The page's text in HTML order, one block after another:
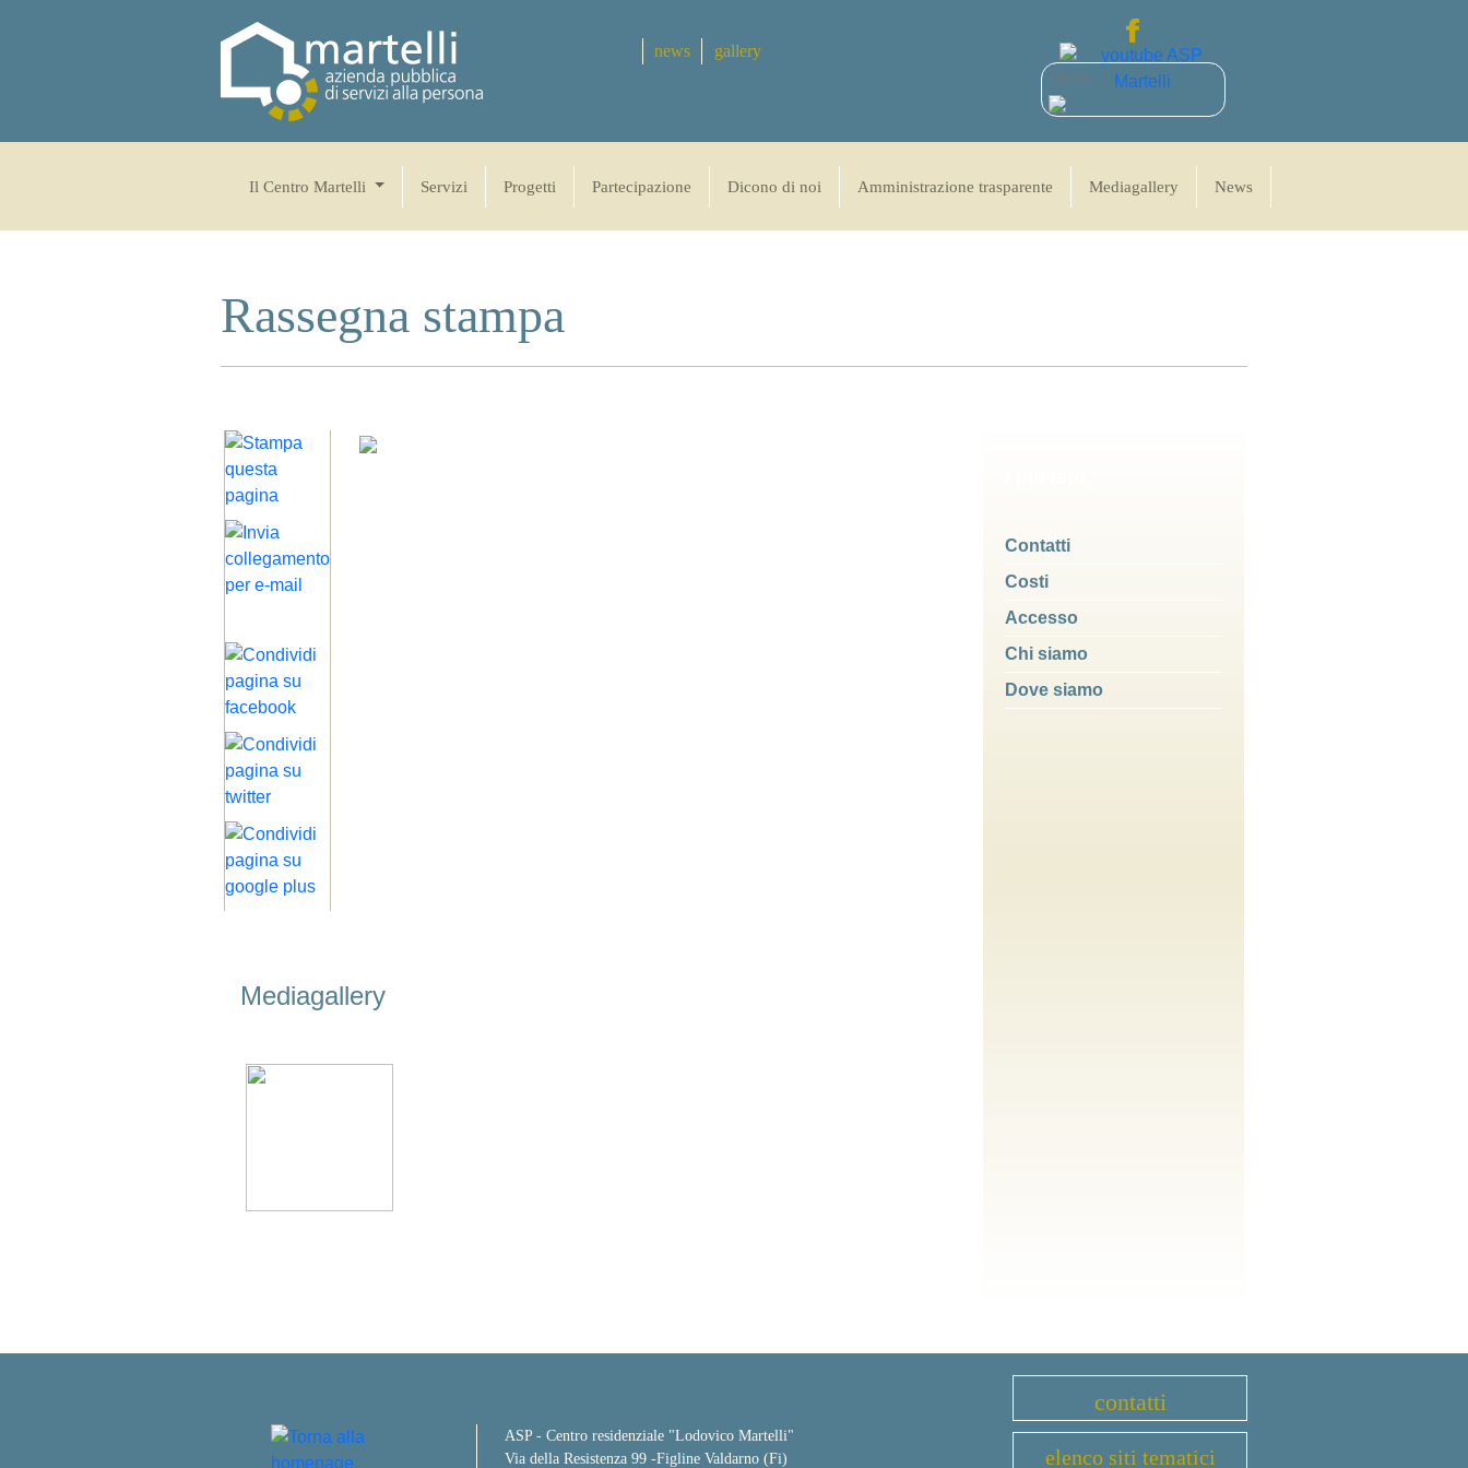
news gallery
Il Centro Martelli Servizi Progetti Partecipazione Dicono di noi Amministrazione trasparente Mediagallery News
Rassegna stampa
Mediagallery
Contatti
Costi
Accesso
Chi siamo
Dove siamo
ASP - Centro residenziale "Lodovico Martelli"
Via della Resistenza 99 -Figline Valdarno (Fi)
contatti
elenco siti tematici